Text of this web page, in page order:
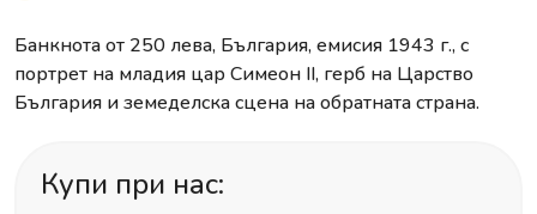
Банкнота от 250 лева, България, емисия 1943 г., с
портрет на младия цар Симеон II, герб на Царство
България и земеделска сцена на обратната страна.
Купи при нас: